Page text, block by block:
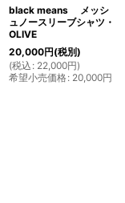
black means メッシ
ュノースリーブシャツ・
OLIVE
20,000円(税別)
(税込 : 22,000円)
希望小売価格: 20,000円